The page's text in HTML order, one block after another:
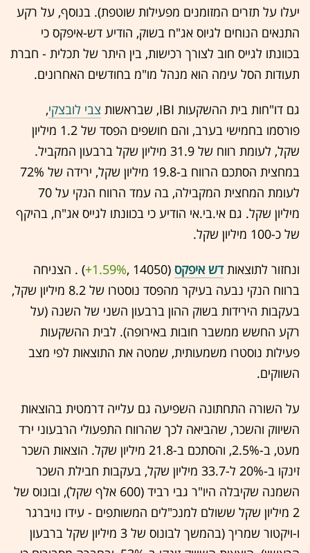
יעלו על תזרים המזומנים מפעילות שוטפת). בנוסף, על רקע
התנאים הנוחים לגיוס אג"ח בשוק, הודיע דש-איפקס כי
בכוונתו לגייס חוב לצורך רכישות, בין היתר של תכלית - חברת
תעודות הסל עימה הוא מנהל מו"מ בחודשים האחרונים.
גם דו"חות בית ההשקעות IBI, שבראשות צבי לובצקי,
פורסמו בחמישי בערב, והם חושפים הפסד של 1.2 מיליון
שקל, לעומת רווח של 31.9 מיליון שקל ברבעון המקביל.
במחצית הסתכם הרווח ב-19.8 מיליון שקל, ירידה של 72%
לעומת המחצית המקבילה, בה עמד הרווח הנקי על 70
מיליון שקל. גם אי.בי.אי הודיע כי בכוונתו לגייס אג"ח, בהיקף
של כ-100 מיליון שקל.
ונחזור לתוצאותדש איפקס (14050 ,‎
+1.59%‏) . הצניחה
ברווח הנקי נבעה בעיקר מהפסד נוסטרו של 8.2 מיליון שקל,
בעקבות הירידות בשוק ההון ברבעון השני של השנה (על
רקע החשש ממשבר חובות באירופה). לבית ההשקעות
פעילות נוסטרו משמעותית, שמטה את התוצאות לפי מצב
השווקים.
על השורה התחתונה השפיעה גם עלייה דרמטית בהוצאות
השיווק והשכר, שהביאה לכך שהרווח התפעולי הרבעוני ירד
מעט, ב-2.5%, והסתכם ב-21.8 מיליון שקל. הוצאות השכר
זינקו ב-20% ל-33.7 מיליון שקל, בעקבות חבילת השכר
השמנה שקיבלה היו"ר גבי רביד (600 אלף שקל), ובונוס של
2 מיליון שקל ששולם למנכ"לים המשותפים - עידו נויברגר
ו-ויקטור שמריך (בהמשך לבונוס של 3 מיליון שקל ברבעון